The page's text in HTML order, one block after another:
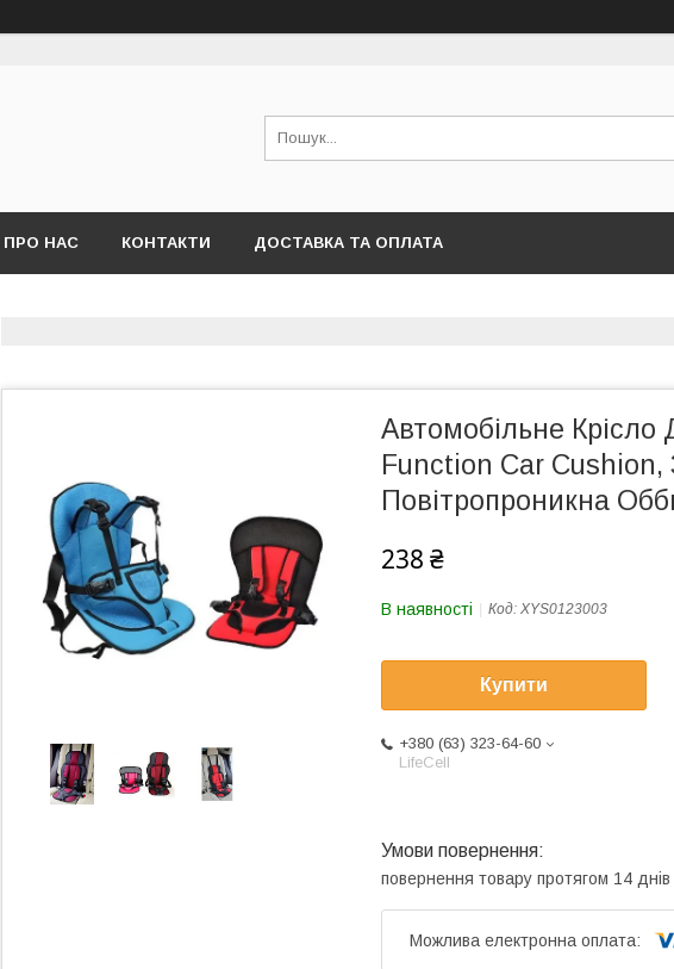
ПРО НАС КОНТАКТИ ДОСТАВКА ТА ОПЛАТА
Автомобільне Крісло
Function Car Cushion,
Повітропроникна
238 ₴
В наявності Код: XYS0123003
Купити
+380 (63) 323-64-60
LifeCell
повернення товару протягом 14 днів